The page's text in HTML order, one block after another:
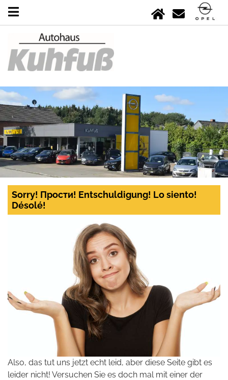
Sorry! Прости! Entschuldigung! Lo siento!
Désolé!
Also, das tut uns jetzt echt leid, aber diese Seite gibt es
leider nicht! Versuchen Sie es doch mal mit einer der